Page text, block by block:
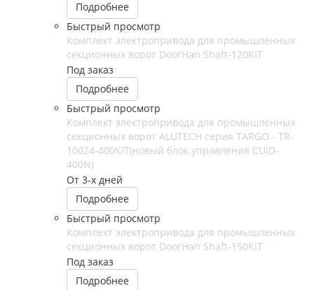
Подробнее
Быстрый просмотр
Комплект электропривода для промышленных
секционных ворот DoorHan Shaft-120KIT
Под заказ
Подробнее
Быстрый просмотр
Комплект электропривода для промышленных
секционных ворот ALUTECH серия TARGO - TR-
10024-400KIT(новый блок управления CUID-
400N)
От 3-х дней
Подробнее
Быстрый просмотр
Комплект электропривода для промышленных
секционных ворот DoorHan Shaft-150KIT
Под заказ
Подробнее